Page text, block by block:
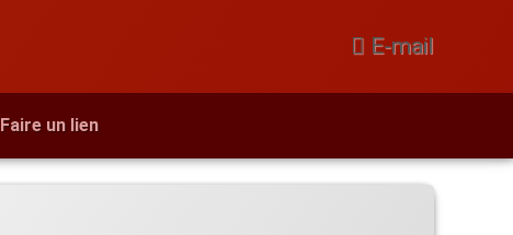
E-mail
Faire un lien